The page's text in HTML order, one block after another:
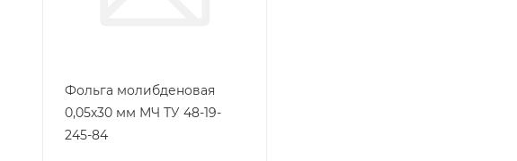
Фольга молибденовая
0,05х30 мм МЧ ТУ 48-19-
245-84